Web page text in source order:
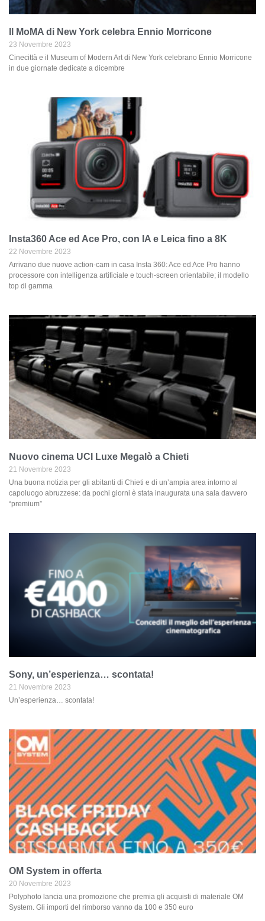
Il MoMA di New York celebra Ennio Morricone
23 Novembre 2023
Cinecittà e il Museum of Modern Art di New York celebrano Ennio Morricone
in due giornate dedicate a dicembre
Insta360 Ace ed Ace Pro, con IA e Leica fino a 8K
22 Novembre 2023
Arrivano due nuove action-cam in casa Insta 360: Ace ed Ace Pro hanno
processore con intelligenza artificiale e touch-screen orientabile; il modello
top di gamma
Nuovo cinema UCI Luxe Megalò a Chieti
21 Novembre 2023
Una buona notizia per gli abitanti di Chieti e di un’ampia area intorno al
capoluogo abruzzese: da pochi giorni è stata inaugurata una sala davvero
“premium”
Sony, un’esperienza… scontata!
21 Novembre 2023
Un’esperienza… scontata!
OM System in offerta
20 Novembre 2023
Polyphoto lancia una promozione che premia gli acquisti di materiale OM
System. Gli importi del rimborso vanno da 100 e 350 euro